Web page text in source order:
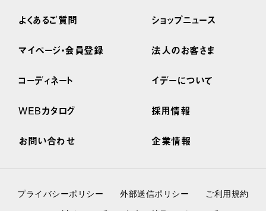
よくあるご質問
マイページ・会員登録
コーディネート
WEBカタログ
お問い合わせ
ショップニュース
法人のお客さま
イデーについて
採用情報
企業情報
プライバシーポリシー 外部送信ポリシー
ご利用規約